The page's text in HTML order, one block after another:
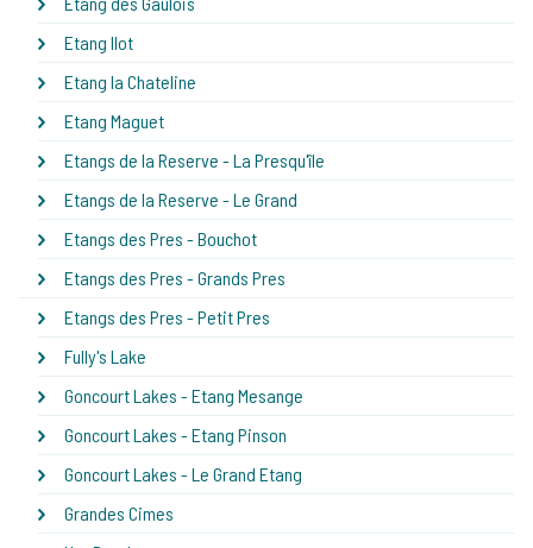
Etang Ilot
Etang la Chateline
Etang Maguet
Etangs de la Reserve - La Presqu'île
Etangs de la Reserve - Le Grand
Etangs des Pres - Bouchot
Etangs des Pres - Grands Pres
Etangs des Pres - Petit Pres
Fully's Lake
Goncourt Lakes - Etang Mesange
Goncourt Lakes - Etang Pinson
Goncourt Lakes - Le Grand Etang
Grandes Cimes